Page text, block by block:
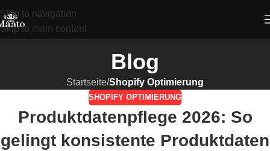
Skip to navigation
Skip to main content
Blog
Startseite/Shopify Optimierung
SHOPIFY OPTIMIERUNG
Produktdatenpflege 2026: So
gelingt konsistente Produktdaten